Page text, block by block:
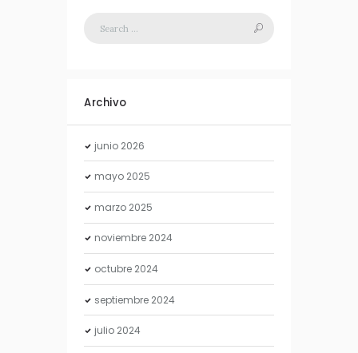
Archivo
junio 2026
mayo 2025
marzo 2025
noviembre 2024
octubre 2024
septiembre 2024
julio 2024